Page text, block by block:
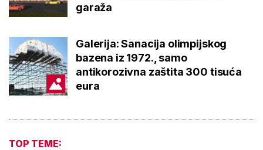
garaža
Galerija: Sanacija olimpijskog
bazena iz 1972., samo
antikorozivna zaštita 300 tisuća
eura
TOP TEME: